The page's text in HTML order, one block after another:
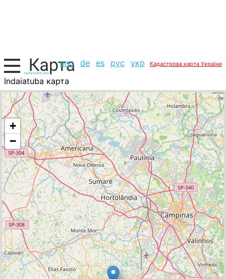
eng de es рус укр Кадастрова карта України
Indaiatuba карта
Бразилія, список міст
+
−